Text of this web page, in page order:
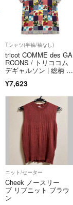
Tシャツ(半袖/袖なし)
tricot COMME des GA
RCONS / トリココム
デギャルソン | 総柄 プ
ソー | ホワイト | レデ
¥7,623
ニット/セーター
Cheek ノースリー
ブ リブニット ブラウ
ン